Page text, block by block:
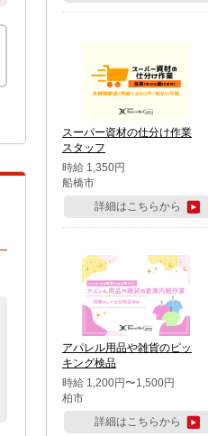
スーパー資材の仕分け作業
スタッフ
時給 1,350円
船橋市
詳細はこちらから
アパレル用品や雑貨のピッ
キング検品
時給 1,200円〜1,500円
柏市
詳細はこちらから